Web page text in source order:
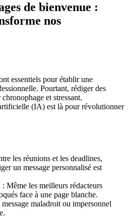
de bienvenue :
nos
essentiels pour établir une
Pourtant, rédiger des
et stressant.
(IA) est là pour révolutionner
les réunions et les deadlines,
un message personnalisé est
: Même les meilleurs rédacteurs
face à une page blanche.
maladroit ou impersonnel